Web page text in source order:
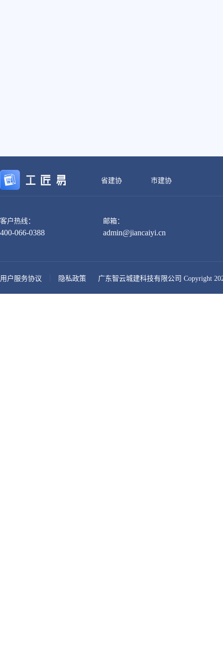
省建协 市建协
客户热线：
400-066-0388
邮箱：
admin@jiancaiyi.cn
用户服务协议 隐私政策 广东智云城建科技有限公司 Copyright